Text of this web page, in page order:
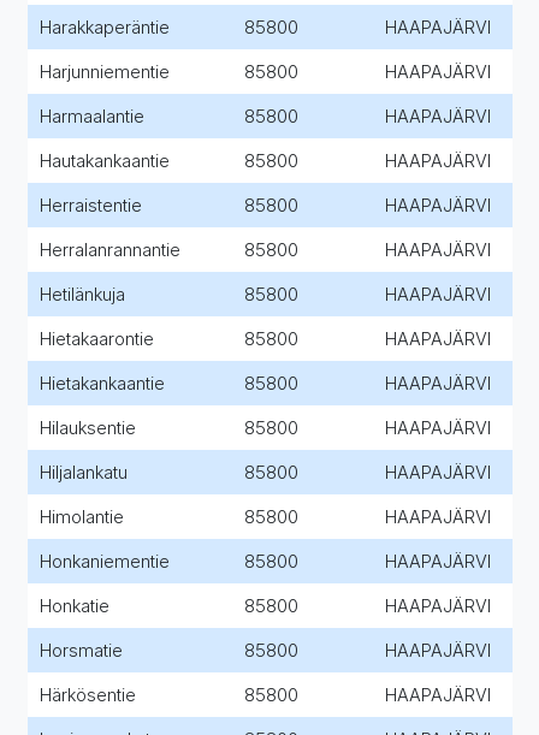
Harakkaperäntie 85800 HAAPAJÄRVI
Harjunniementie 85800 HAAPAJÄRVI
Harmaalantie 85800 HAAPAJÄRVI
Hautakankaantie 85800 HAAPAJÄRVI
Herraistentie 85800 HAAPAJÄRVI
Herralanrannantie 85800 HAAPAJÄRVI
Hetilänkuja 85800 HAAPAJÄRVI
Hietakaarontie 85800 HAAPAJÄRVI
Hietakankaantie 85800 HAAPAJÄRVI
Hilauksentie 85800 HAAPAJÄRVI
Hiljalankatu 85800 HAAPAJÄRVI
Himolantie 85800 HAAPAJÄRVI
Honkaniementie 85800 HAAPAJÄRVI
Honkatie 85800 HAAPAJÄRVI
Horsmatie 85800 HAAPAJÄRVI
Härkösentie 85800 HAAPAJÄRVI